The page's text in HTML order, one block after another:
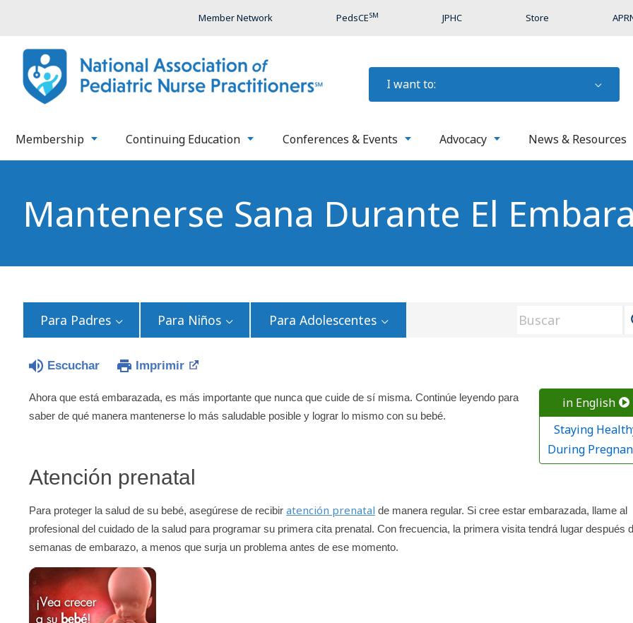
Member Network PedsCESM JPHC Store
I want to:
Membership Continuing Education Conferences & Events Advocacy News & Resources
Mantenerse Sana Durante El
Para Padres Para Niños Para Adolescentes
Escuchar Imprimir
in English
Staying
During
Ahora que está embarazada, es más importante que nunca que cuide de sí misma. Continúe leyendo para
saber de qué manera mantenerse lo más saludable posible y lograr lo mismo con su bebé.
Atención prenatal
Para proteger la salud de su bebé, asegúrese de recibir atención prenatal de manera regular. Si cree estar embarazada, llame al
profesional del cuidado de la salud para programar su primera cita prenatal. Con frecuencia, la primera visita tendrá lugar después
semanas de embarazo, a menos que surja un problema antes de ese momento.